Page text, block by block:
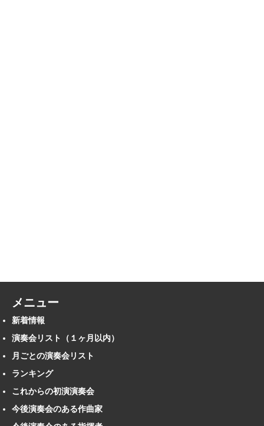
メニュー
新着情報
演奏会リスト（１ヶ月以内）
月ごとの演奏会リスト
ランキング
これからの初演演奏会
今後演奏会のある作曲家